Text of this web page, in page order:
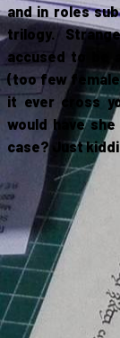
and in roles
trilogy.
accused to be
(too few
it ever cross
would have
case? Just